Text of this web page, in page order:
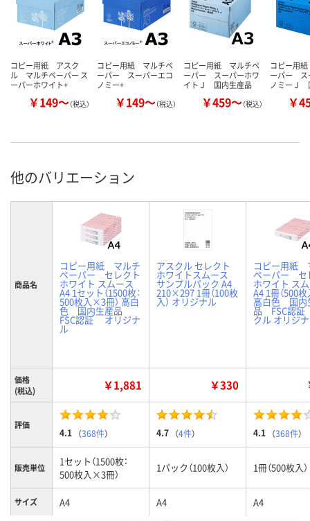
コピー用紙 アスク
ル マルチペーパー ス
ーパーホワイト+
￥149～（税込）
コピー用紙 マルチペ
ーパー スーパーエコ
ノミー+
￥149～（税込）
コピー用紙 マルチペ
ーパー スーパーホワ
イトＪ 国内生産品
￥459～（税込）
コピー用
ーパー ス
ノミーＪ
￥
他のバリエーション
商品名
コピー用紙 マルチ
ペーパー セレクト
ホワイト スムース
A4 1セット（1500枚：
500枚入×3冊） 高白
色 国内生産品
FSC認証 オリジナ
ル
アスクル セレクト
ホワイトスムース
サンプルパック A4
210×297 1冊（100枚
入） オリジナル
コピー用紙
ペーパー セ
ホワイト ス
A4 1冊（500
高白色 国内
品 FSC認
クル オリジ
価格
(税込)
￥1,881 ￥330
評価
4.1 （368件） 4.7 （4件） 4.1 （368件）
販売単位
1セット（1500枚：
500枚入×3冊）
1パック（100枚入） 1冊（500枚入）
サイズ A4 A4 A4